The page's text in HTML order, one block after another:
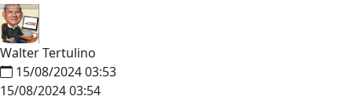
Walter Tertulino
15/08/2024 03:53
15/08/2024 03:54